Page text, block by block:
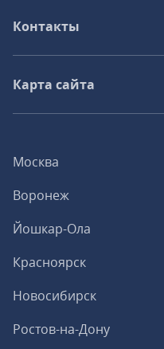
Москва
Воронеж
Йошкар-Ола
Красноярск
Новосибирск
Ростов-на-Дону
Контакты
Карта сайта